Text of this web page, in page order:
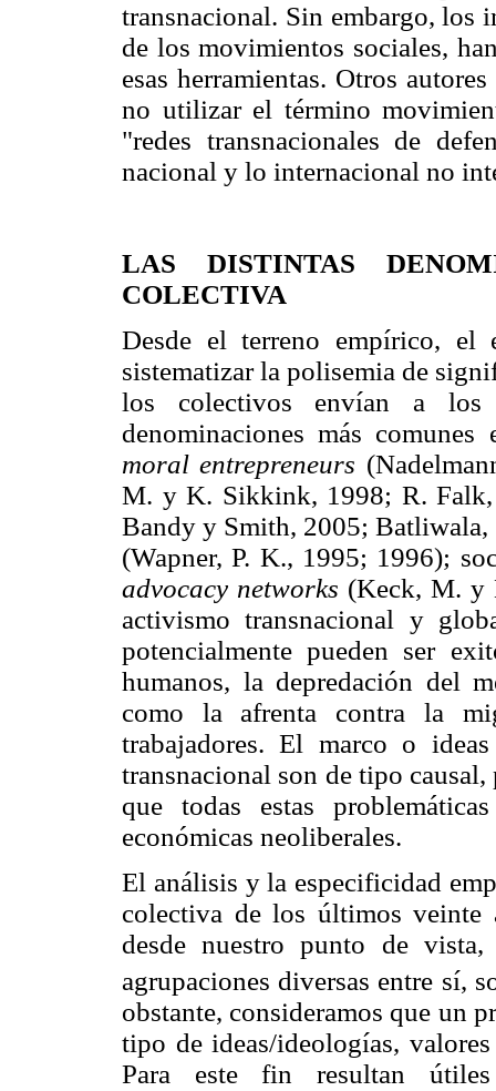
transnacional. Sin embargo, los
de los movimientos sociales,
esas herramientas. Otros
no utilizar el término
"redes transnacionales de
nacional y lo internacional no
LAS DISTINTAS
COLECTIVA
Desde el terreno empírico, el
sistematizar la polisemia de
los colectivos envían a los
denominaciones más
moral entrepreneurs
M. y K. Sikkink, 1998; R.
Bandy y Smith, 2005;
(Wapner, P. K., 1995; 1996);
advocacy networks (Keck, M. y
activismo transnacional y
potencialmente pueden ser
humanos, la depredación del
como la afrenta contra la
trabajadores. El marco o
transnacional son de tipo
que todas estas
económicas neoliberales.
El análisis y la especificidad
colectiva de los últimos veinte
desde nuestro punto de
agrupaciones diversas entre sí,
obstante, consideramos que un
tipo de ideas/ideologías,
Para este fin resultan